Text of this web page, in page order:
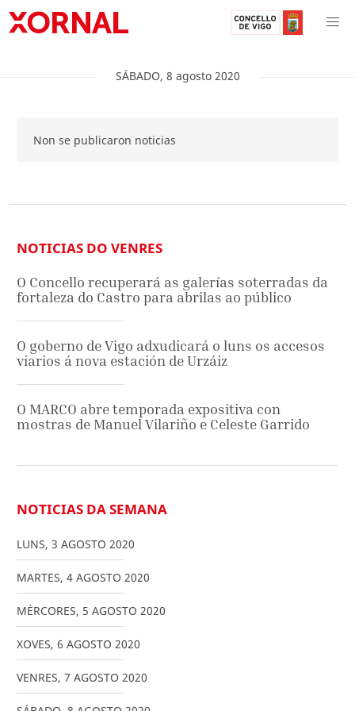
SÁBADO, 8 agosto 2020
Non se publicaron noticias
NOTICIAS DO VENRES
O Concello recuperará as galerías soterradas da
fortaleza do Castro para abrilas ao público
O goberno de Vigo adxudicará o luns os accesos
viarios á nova estación de Urzáiz
O MARCO abre temporada expositiva con
mostras de Manuel Vilariño e Celeste Garrido
NOTICIAS DA SEMANA
LUNS, 3 AGOSTO 2020
MARTES, 4 AGOSTO 2020
MÉRCORES, 5 AGOSTO 2020
XOVES, 6 AGOSTO 2020
VENRES, 7 AGOSTO 2020